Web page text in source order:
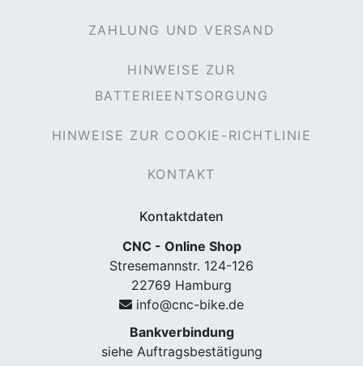
ZAHLUNG UND VERSAND
HINWEISE ZUR
BATTERIEENTSORGUNG
HINWEISE ZUR COOKIE-RICHTLINIE
KONTAKT
Kontaktdaten
CNC - Online Shop
Stresemannstr. 124-126
22769 Hamburg
info@cnc-bike.de
Bankverbindung
siehe Auftragsbestätigung